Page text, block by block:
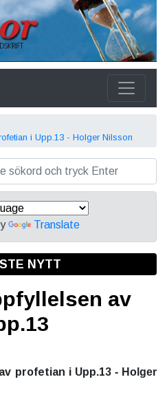
i Upp.13 - Holger Nilsson
Translate
NYTT
av
profetian i Upp.13 - Holger